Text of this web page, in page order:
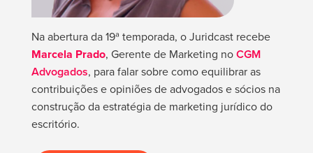
Na abertura da 19ª temporada, o Juridcast recebe
Marcela Prado, Gerente de Marketing noCGM
Advogados, para falar sobre como equilibrar as
contribuições e opiniões de advogados e sócios na
construção da estratégia de marketing jurídico do
escritório.